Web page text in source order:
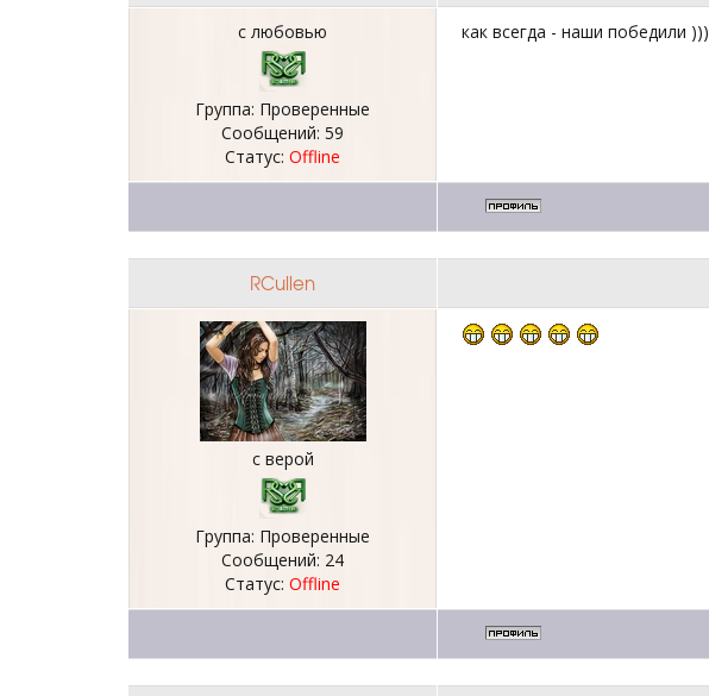
с любовью
Группа: Проверенные
Сообщений: 59
Статус: Offline
как всегда - наши победили )))
RCullen
с верой
Группа: Проверенные
Сообщений: 24
Статус: Offline